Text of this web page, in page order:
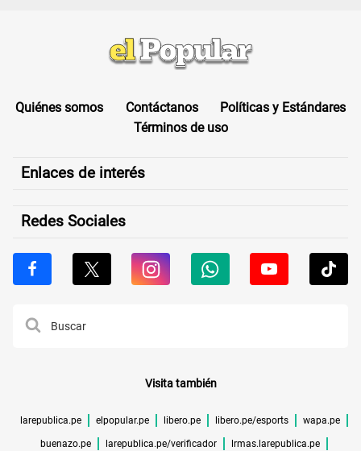
Quiénes somos Contáctanos
Políticas y Estándares
Términos de uso
Enlaces de interés
Redes Sociales
Visita también
larepublica.pe elpopular.pe libero.pe libero.pe/esports wapa.pe
buenazo.pe larepublica.pe/verificador lrmas.larepublica.pe